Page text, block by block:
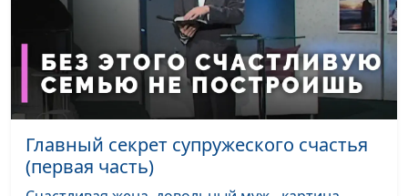
Формула любви (первая
Виталий Олийник,
руководитель Центра
духовного
просвещения
#1
Главный секрет супружеского счастья
(первая часть)